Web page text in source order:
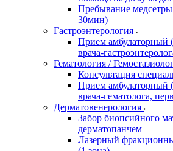
Пребывание
30мин)
Гастроэнтерология
Прием амбулаторный
врача-
Гематология /
Консультация
Прием амбулаторный
врача-гематолога,
Дерматовенерология
Забор биопсийного
дерматопанчем
Лазерный